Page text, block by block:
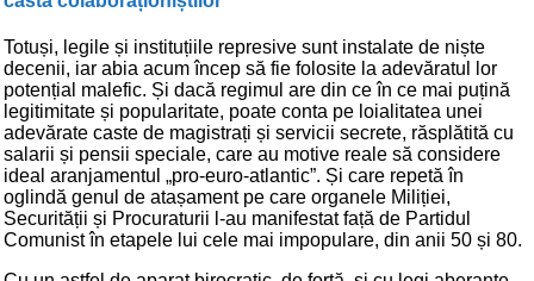
Totuși, legile și instituțiile represive sunt instalate de niște
decenii, iar abia acum încep să fie folosite la adevăratul lor
potențial malefic. Și dacă regimul are din ce în ce mai puțină
legitimitate și popularitate, poate conta pe loialitatea unei
adevărate caste de magistrați și servicii secrete, răsplătită cu
salarii și pensii speciale, care au motive reale să considere
ideal aranjamentul „pro-euro-atlantic”. Și care repetă în
oglindă genul de atașament pe care organele Miliției,
Securității și Procuraturii l-au manifestat față de Partidul
Comunist în etapele lui cele mai impopulare, din anii 50 și 80.